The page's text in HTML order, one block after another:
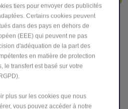
de solutions de pièces de
et aux besoins de votre
tiers pour envoyer des publicités
Certains cookies peuvent
dans des pays en dehors de
(EEE) qui peuvent ne pas
d'adéquation de la part des
en matière de protection
le transfert est basé sur votre
plus sur les cookies que nous
vous pouvez accéder à notre